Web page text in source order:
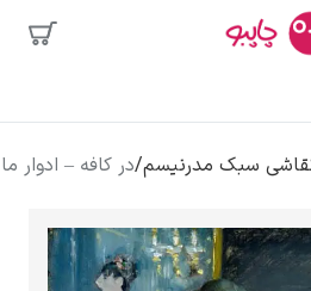
سبک مدرنیسم/در کافه – ادوار مانه